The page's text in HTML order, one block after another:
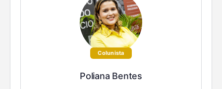
Colunista
Poliana Bentes